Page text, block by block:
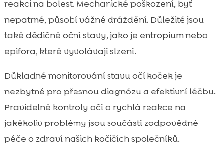
reakci na bolest. Mechanické poškození, byť
nepatrné, působí vážné dráždění. Důležité jsou
také dědičné oční stavy, jako je entropium nebo
epifora, které vyvolávají slzení.
Důkladné monitorování stavu očí koček je
nezbytné pro přesnou diagnózu a efektivní léčbu.
Pravidelné kontroly očí a rychlá reakce na
jakékoliv problémy jsou součástí zodpovědné
péče o zdraví našich kočičích společníků.